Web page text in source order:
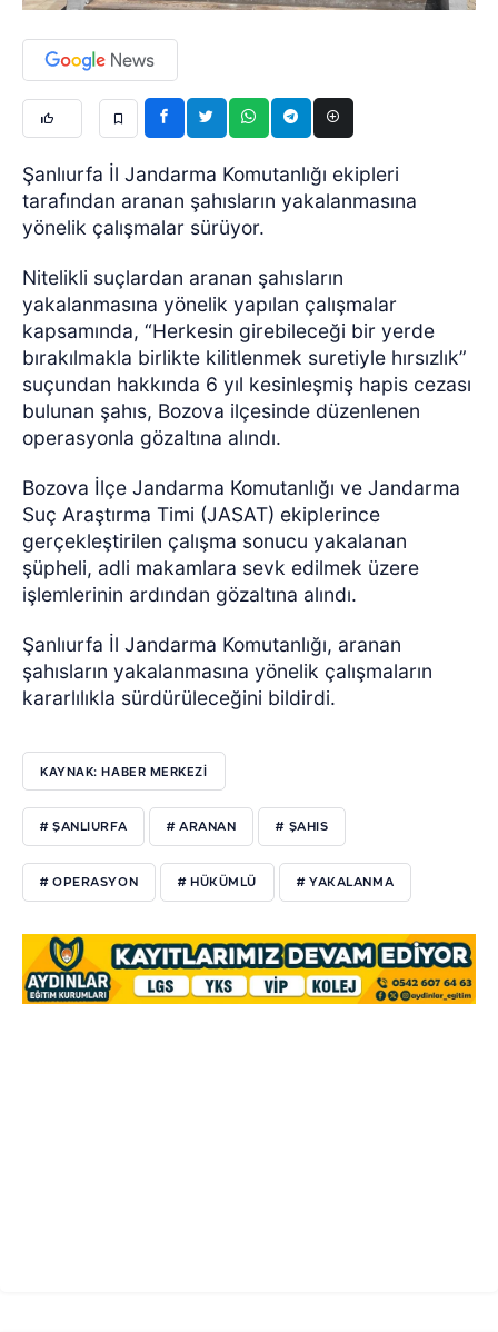
Şanlıurfa İl Jandarma Komutanlığı ekipleri
tarafından aranan şahısların yakalanmasına
yönelik çalışmalar sürüyor.
Nitelikli suçlardan aranan şahısların
yakalanmasına yönelik yapılan çalışmalar
kapsamında, “Herkesin girebileceği bir yerde
bırakılmakla birlikte kilitlenmek suretiyle hırsızlık”
suçundan hakkında 6 yıl kesinleşmiş hapis cezası
bulunan şahıs, Bozova ilçesinde düzenlenen
operasyonla gözaltına alındı.
Bozova İlçe Jandarma Komutanlığı ve Jandarma
Suç Araştırma Timi (JASAT) ekiplerince
gerçekleştirilen çalışma sonucu yakalanan
şüpheli, adli makamlara sevk edilmek üzere
işlemlerinin ardından gözaltına alındı.
Şanlıurfa İl Jandarma Komutanlığı, aranan
şahısların yakalanmasına yönelik çalışmaların
kararlılıkla sürdürüleceğini bildirdi.
KAYNAK: HABER MERKEZİ
# ŞANLIURFA # ARANAN # ŞAHIS
# OPERASYON # HÜKÜMLÜ # YAKALANMA